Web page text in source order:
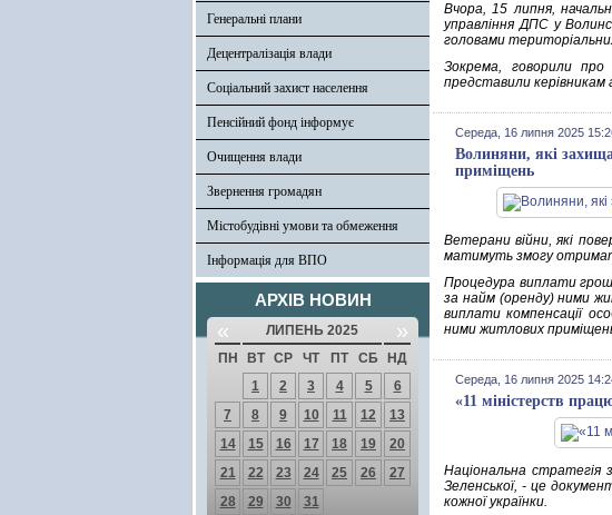
Генеральні плани
Децентралізація влади
Соціальний захист населення
Пенсійний фонд інформує
Очищення влади
Звернення громадян
Містобудівні умови та обмеження
Інформація для ВПО
АРХІВ НОВИН
« ЛИПЕНЬ 2025 »
ПН ВТ СР ЧТ ПТ СБ
НД
1
2 3 4 5
6
7
8 9 10 11 12
13
14
15 16 17 18 19
20
21
22 23 24 25 26
27
28
29 30 31
Вчора, 15 липня,
управління ДПС у
головами
Зокрема, говорили про
представили керівникам
Середа, 16 липня 2025
Волиняни, які
приміщень
Ветерани війни, які
матимуть змогу
Процедура виплати
за найм (оренду) ними
виплати компенсації
ними житлових
Середа, 16 липня 2025
«11 міністерств
Національна стратегія
Зеленської, - це
кожної українки.